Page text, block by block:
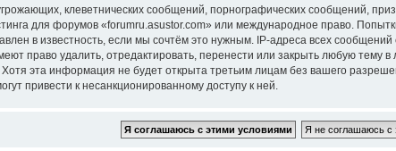
клеветнических сообщений, порнографических сообщений,
для форумов «forumru.asustor.com» или международное право.
в известность, если мы сочтём это нужным. IP-адреса всех
право удалить, отредактировать, перенести или закрыть любую тему
эта информация не будет открыта третьим лицам без вашего
привести к несанкционированному доступу к ней.